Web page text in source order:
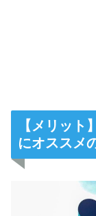
【メリット
にオススメ